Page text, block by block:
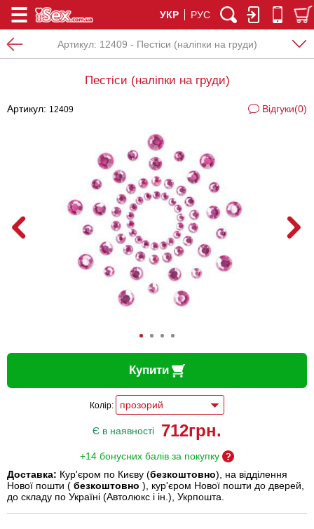
УКР РУС
Артикул: 12409 - Пестіси (наліпки на груди)
Пестіси (наліпки на груди)
Артикул: 12409 Відгуки(0)
Купити
Колір:
Є в наявності 712грн.
+14 бонусних балів за покупку
Доставка: Кур'єром по Києву (безкоштовно), на відділення
Нової пошти ( безкоштовно ), кур'єром Нової пошти до дверей,
до складу по Україні (Автолюкс і ін.), Укрпошта.